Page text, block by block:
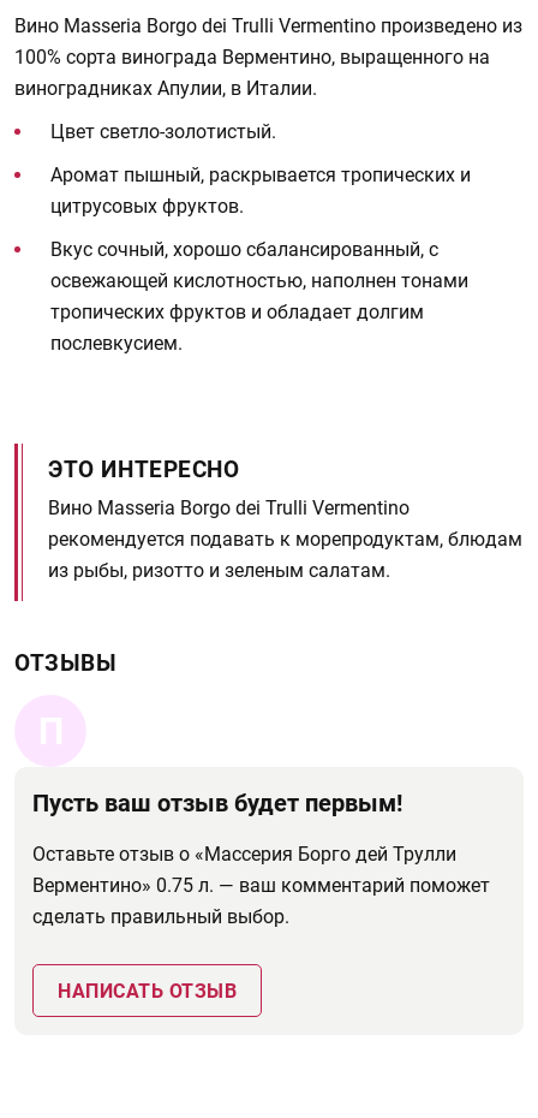
Вино Masseria Borgo dei Trulli Vermentino произведено из
100% сорта винограда Верментино, выращенного на
виноградниках Апулии, в Италии.
Цвет светло-золотистый.
Аромат пышный, раскрывается тропических и
цитрусовых фруктов.
Вкус сочный, хорошо сбалансированный, с
освежающей кислотностью, наполнен тонами
тропических фруктов и обладает долгим
послевкусием.
ЭТО ИНТЕРЕСНО
Вино Masseria Borgo dei Trulli Vermentino
рекомендуется подавать к морепродуктам, блюдам
из рыбы, ризотто и зеленым салатам.
ОТЗЫВЫ
П
Пусть ваш отзыв будет первым!
Оставьте отзыв о «Массерия Борго дей Трулли
Верментино» 0.75 л. — ваш комментарий поможет
сделать правильный выбор.
НАПИСАТЬ ОТЗЫВ